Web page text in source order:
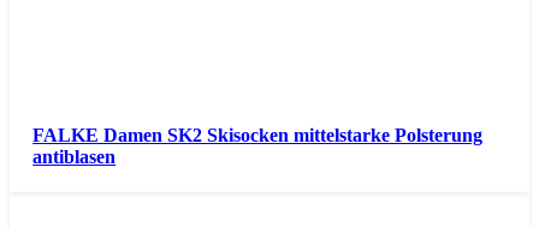
FALKE Damen SK2 Skisocken mittelstarke Polsterung
antiblasen